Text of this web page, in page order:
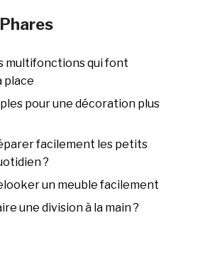
multifonctions qui font
place
pour une décoration plus
facilement les petits
?
un meuble facilement
une division à la main ?